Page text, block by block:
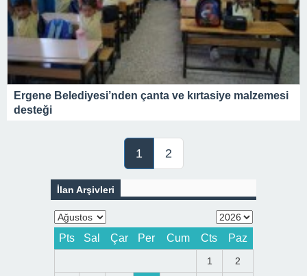
Ergene Belediyesi’nden çanta ve kırtasiye malzemesi
desteği
1 2
İlan Arşivleri
Pts Sal Çar Per Cum Cts Paz
1 2